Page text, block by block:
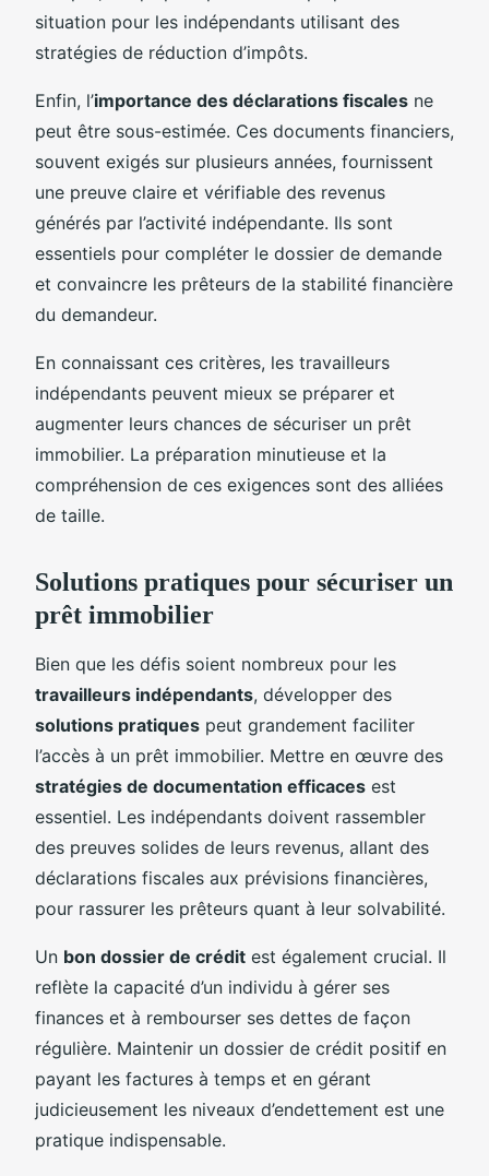
situation pour les indépendants utilisant des
stratégies de réduction d’impôts.
Enfin, l’importance des déclarations fiscales ne
peut être sous-estimée. Ces documents financiers,
souvent exigés sur plusieurs années, fournissent
une preuve claire et vérifiable des revenus
générés par l’activité indépendante. Ils sont
essentiels pour compléter le dossier de demande
et convaincre les prêteurs de la stabilité financière
du demandeur.
En connaissant ces critères, les travailleurs
indépendants peuvent mieux se préparer et
augmenter leurs chances de sécuriser un prêt
immobilier. La préparation minutieuse et la
compréhension de ces exigences sont des alliées
de taille.
Solutions pratiques pour sécuriser un
prêt immobilier
Bien que les défis soient nombreux pour les
travailleurs indépendants, développer des
solutions pratiques peut grandement faciliter
l’accès à un prêt immobilier. Mettre en œuvre des
stratégies de documentation efficaces est
essentiel. Les indépendants doivent rassembler
des preuves solides de leurs revenus, allant des
déclarations fiscales aux prévisions financières,
pour rassurer les prêteurs quant à leur solvabilité.
Un bon dossier de crédit est également crucial. Il
reflète la capacité d’un individu à gérer ses
finances et à rembourser ses dettes de façon
régulière. Maintenir un dossier de crédit positif en
payant les factures à temps et en gérant
judicieusement les niveaux d’endettement est une
pratique indispensable.